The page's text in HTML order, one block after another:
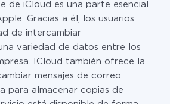
de iCloud es una parte esencial
Gracias a él, los usuarios
de intercambiar
variedad de datos entre los
ICloud también ofrece la
mensajes de correo
para almacenar copias de